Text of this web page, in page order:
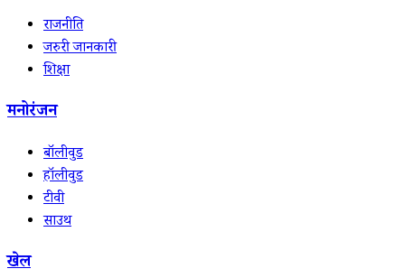
राजनीति
जरुरी जानकारी
शिक्षा
मनोरंजन
बॉलीवुड
हॉलीवुड
टीवी
साउथ
खेल